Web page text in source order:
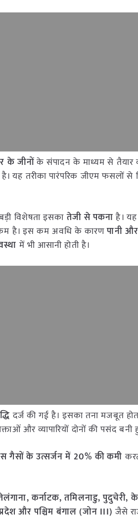
के जीनोंके संपादन के माध्यम से तैयार
यह तरीका पारंपरिक जीएम फसलों से
विशेषता इसकातेजी से पकनाहै।
कम है। इस कम अवधि के कारणपानी
में भी आसानी होती है।
दर्ज की गई है। इसका तना मजबूत
और व्यापारियों दोनों की पसंद बनी
गैसों के उत्सर्जन में 20% की कमी
कर्नाटक, तमिलनाडु, पुदुचेरी,
और पश्चिम बंगाल (जोन III) जैसे